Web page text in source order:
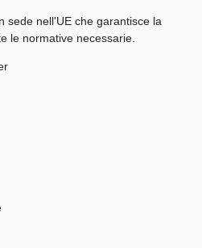
sede nell'UE che garantisce la
le normative necessarie.